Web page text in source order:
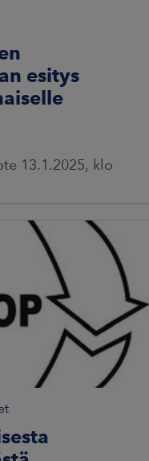
esitys
13.1.2025, klo